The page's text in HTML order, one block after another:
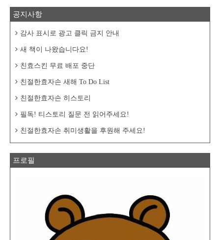
공지사항
감사 표시로 광고 클릭 금지 안내
새 책이 나왔습니다요!
친효스킨 무료 배포 중단
친절한효자손 새해 To Do List
친절한효자손 히스토리
필독! 티스토리 질문 전 읽어주세요!
친절한효자손 취미생활을 후원해 주세요!
프로필